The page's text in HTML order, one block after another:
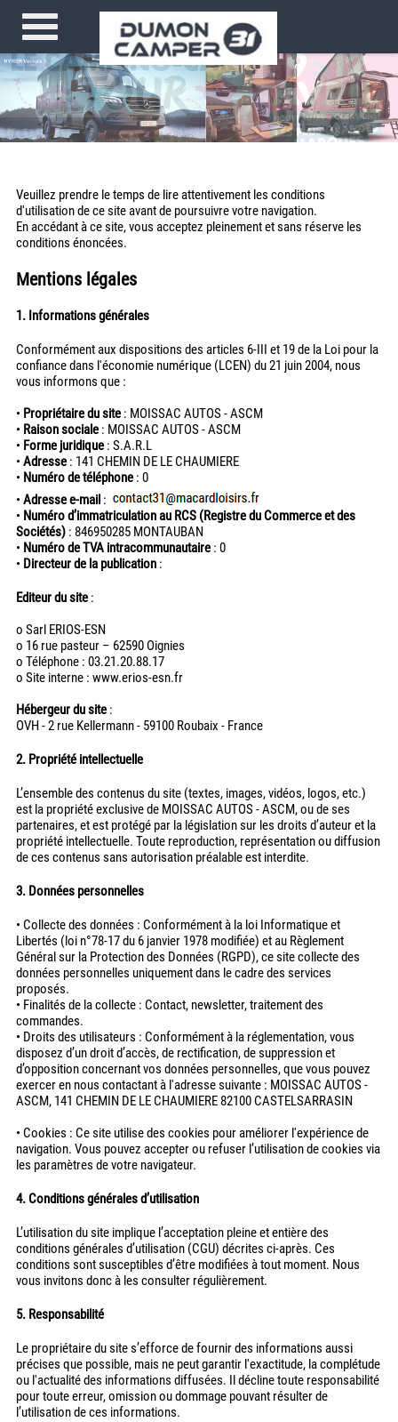
Veuillez prendre le temps de lire attentivement les conditions
d'utilisation de ce site avant de poursuivre votre navigation.
En accédant à ce site, vous acceptez pleinement et sans réserve les
conditions énoncées.
Mentions légales
1. Informations générales
Conformément aux dispositions des articles 6-III et 19 de la Loi pour la
confiance dans l'économie numérique (LCEN) du 21 juin 2004, nous
vous informons que :
• Propriétaire du site: MOISSAC AUTOS - ASCM
• Raison sociale : MOISSAC AUTOS - ASCM
• Forme juridique : S.A.R.L
• Adresse : 141 CHEMIN DE LE CHAUMIERE
• Numéro de téléphone : 0
• Adresse e-mail :
• Numéro d’immatriculation au RCS (Registre du Commerce et des
Sociétés) : 846950285 MONTAUBAN
• Numéro de TVA intracommunautaire : 0
• Directeur de la publication :
Editeur du site :
o Sarl ERIOS-ESN
o 16 rue pasteur – 62590 Oignies
o Téléphone : 03.21.20.88.17
o Site interne : www.erios-esn.fr
Hébergeur du site :
OVH - 2 rue Kellermann - 59100 Roubaix - France
2. Propriété intellectuelle
L’ensemble des contenus du site (textes, images, vidéos, logos, etc.)
est la propriété exclusive de MOISSAC AUTOS - ASCM, ou de ses
partenaires, et est protégé par la législation sur les droits d’auteur et la
propriété intellectuelle. Toute reproduction, représentation ou diffusion
de ces contenus sans autorisation préalable est interdite.
3. Données personnelles
• Collecte des données : Conformément à la loi Informatique et
Libertés (loi n°78-17 du 6 janvier 1978 modifiée) et au Règlement
Général sur la Protection des Données (RGPD), ce site collecte des
données personnelles uniquement dans le cadre des services
proposés.
• Finalités de la collecte : Contact, newsletter, traitement des
commandes.
• Droits des utilisateurs : Conformément à la réglementation, vous
disposez d’un droit d’accès, de rectification, de suppression et
d’opposition concernant vos données personnelles, que vous pouvez
exercer en nous contactant à l'adresse suivante : MOISSAC AUTOS -
ASCM, 141 CHEMIN DE LE CHAUMIERE 82100 CASTELSARRASIN
• Cookies : Ce site utilise des cookies pour améliorer l'expérience de
navigation. Vous pouvez accepter ou refuser l’utilisation de cookies via
les paramètres de votre navigateur.
4. Conditions générales d’utilisation
L’utilisation du site implique l’acceptation pleine et entière des
conditions générales d’utilisation (CGU) décrites ci-après. Ces
conditions sont susceptibles d’être modifiées à tout moment. Nous
vous invitons donc à les consulter régulièrement.
5. Responsabilité
Le propriétaire du site s’efforce de fournir des informations aussi
précises que possible, mais ne peut garantir l'exactitude, la complétude
ou l'actualité des informations diffusées. Il décline toute responsabilité
pour toute erreur, omission ou dommage pouvant résulter de
l’utilisation de ces informations.